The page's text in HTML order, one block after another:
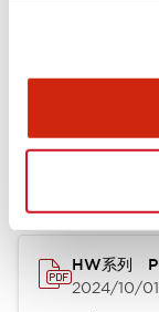
HW系列
2024/10/01